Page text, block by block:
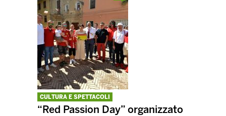
CULTURA E SPETTACOLI
“Red Passion Day” organizzato